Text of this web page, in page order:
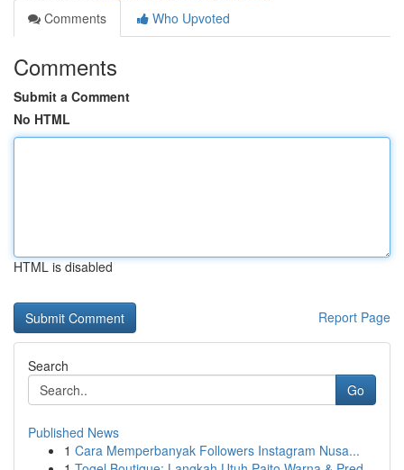
Comments
Who Upvoted
Comments
Submit a Comment
No HTML
HTML is disabled
Report Page
Search
Go
Published News
1 Cara Memperbanyak Followers Instagram Nusa...